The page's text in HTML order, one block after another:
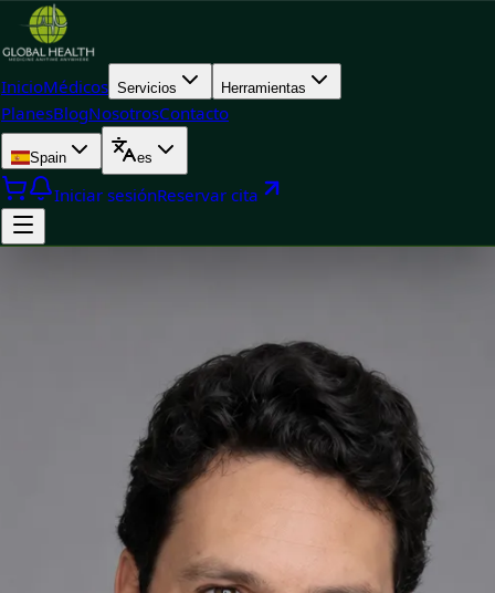
InicioMédicos Servicios Herramientas
PlanesBlogNosotrosContacto
Spain es
Iniciar sesiónReservar cita
Doctor
Dr. Fidel Ernesto Mesa Prado — Cardiologist, Global Health
Spain Dr. Fidel Ernesto Mesa Prado — Cardiologist at Global
Health Spain. Book an online video consultation.